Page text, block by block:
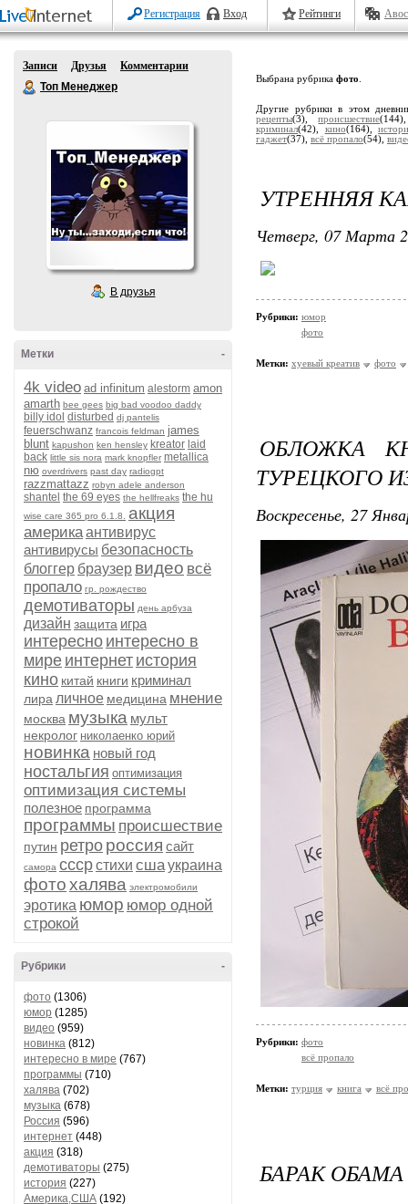
Регистрация Вход Рейтинги
Записи Друзья
Комментарии
Топ Менеджер
В друзья
-
Метки
4k video ad infinitum alestorm amon
amarth bee gees big bad voodoo daddy
billy idol disturbed dj pantelis
feuerschwanz francois feldman james
blunt kapushon ken hensley kreator laid
back little sis nora mark knopfler metallica
nю overdrivers past day radiogpt
razzmattazz robyn adele anderson
shantel the 69 eyes the hellfreaks the hu
wise care 365 pro 6.1.8. акция
америкаантивирус
антивирусы безопасность
блоггер браузер видео всё
пропало гр. рождество
демотиваторы день арбуза
дизайн защита игра
интересно интересно в
мире интернет история
кино китай книги криминал
лира личное медицина мнение
москва музыка мульт
некролог николаенко юрий
новинка новый год
ностальгия оптимизация
оптимизация системы
полезное программа
программы происшествие
путин ретро россия сайт
самора сссрстихи сшаукраина
фотохалява электромобили
эротика юмор юмор одной
строкой
-
Рубрики
фото (1306)
юмор (1285)
видео (959)
новинка (812)
интересно в мире (767)
программы (710)
халява (702)
музыка (678)
Россия (596)
интернет (448)
акция (318)
демотиваторы (275)
история (227)
Америка,США (192)
Выбрана рубрика фото
Другие рубрики в этом
рецепты(3),происшествие
криминал(42), кино(164),
гаджет(37), всё пропало(54),
УТРЕННЯЯ
Четверг, 07 Марта
Рубрики: юмор
фото
Метки: хуевый креатив фото
ОБЛОЖКА
ТУРЕЦКОГО
Воскресенье, 27
Рубрики: фото
всё пропало
Метки: турция книга всё
БАРАК